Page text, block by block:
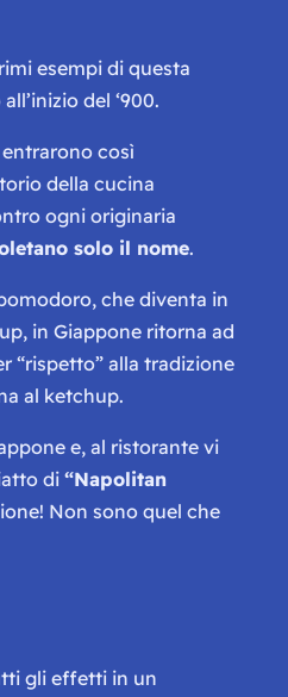
esempi di questa
del ‘900.
entrarono così
della cucina
ogni originaria
solo il nome.
che diventa in
in Giappone ritorna ad
“rispetto” alla tradizione
al ketchup.
e, al ristorante vi
di “Napolitan
Non sono quel che
gli effetti in un